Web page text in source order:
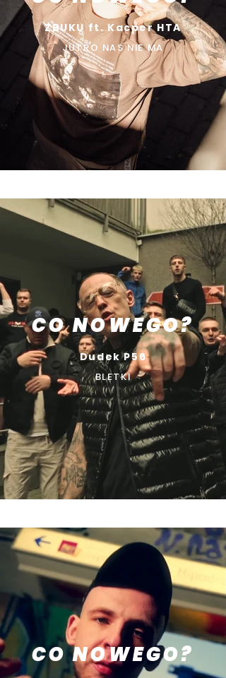
ZBUKU ft. Kacper HTA
JUTRO NAS NIE MA
CO NOWEGO?
Dudek P56
BLETKI
CO NOWEGO?